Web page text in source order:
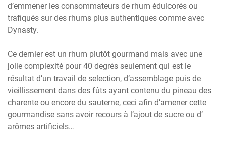
d’emmener les consommateurs de rhum édulcorés ou
trafiqués sur des rhums plus authentiques comme avec
Dynasty.
Ce dernier est un rhum plutôt gourmand mais avec une
jolie complexité pour 40 degrés seulement qui est le
résultat d’un travail de selection, d’assemblage puis de
vieillissement dans des fûts ayant contenu du pineau des
charente ou encore du sauterne, ceci afin d’amener cette
gourmandise sans avoir recours à l’ajout de sucre ou d’
arômes artificiels…